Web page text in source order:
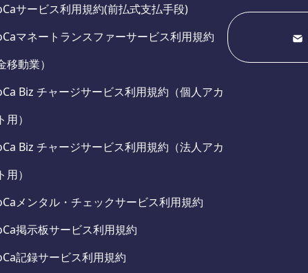
サービス利用規約(前払式支払手段)
マネートランスファーサービス利用規約
移動業）
Biz チャージサービス利用規約（個人アカ
用）
Biz チャージサービス利用規約（法人アカ
用）
メンタル・チェックサービス利用規約
掲示板サービス利用規約
記録サービス利用規約